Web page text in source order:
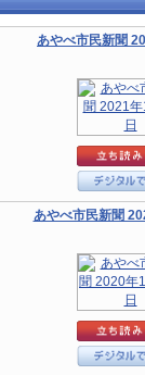
あやべ市民新聞
あやべ市民新聞